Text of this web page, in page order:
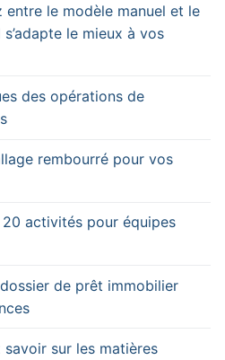
entre le modèle manuel et le
le mieux à vos
des opérations de
rembourré pour vos
activités pour équipes
de prêt immobilier
sur les matières